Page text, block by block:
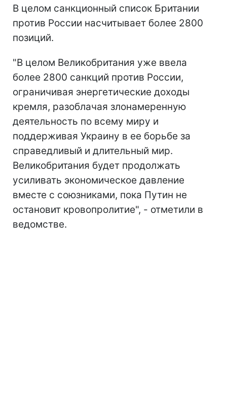
В целом санкционный список Британии
против России насчитывает более 2800
позиций.
"В целом Великобритания уже ввела
более 2800 санкций против России,
ограничивая энергетические доходы
кремля, разоблачая злонамеренную
деятельность по всему миру и
поддерживая Украину в ее борьбе за
справедливый и длительный мир.
Великобритания будет продолжать
усиливать экономическое давление
вместе с союзниками, пока Путин не
остановит кровопролитие", - отметили в
ведомстве.